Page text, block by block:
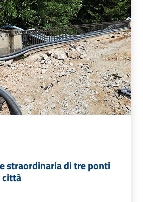
straordinaria di tre ponti
città